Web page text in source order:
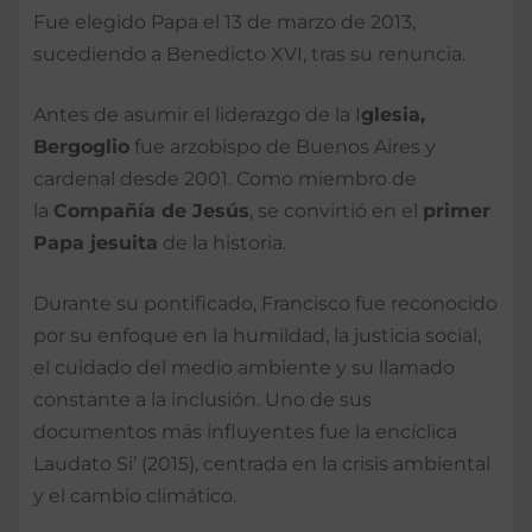
Fue elegido Papa el 13 de marzo de 2013,
sucediendo a Benedicto XVI, tras su renuncia.
Antes de asumir el liderazgo de la Iglesia,
Bergoglio fue arzobispo de Buenos Aires y
cardenal desde 2001. Como miembro de
la Compañía de Jesús, se convirtió en el primer
Papa jesuita de la historia.
Durante su pontificado, Francisco fue reconocido
por su enfoque en la humildad, la justicia social,
el cuidado del medio ambiente y su llamado
constante a la inclusión. Uno de sus
documentos más influyentes fue la encíclica
Laudato Si’ (2015), centrada en la crisis ambiental
y el cambio climático.